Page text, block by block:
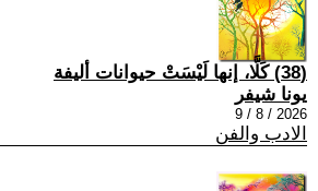
(38) كَلَّا، إنها لَيْسَتْ حيوانات أليفة
يونا شيفر
2026 / 8 / 9
الادب والفن